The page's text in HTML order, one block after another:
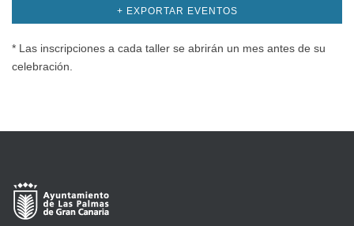
+ EXPORTAR EVENTOS
* Las inscripciones a cada taller se abrirán un mes antes de su
celebración.